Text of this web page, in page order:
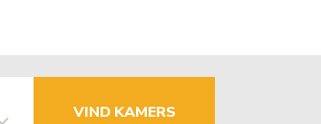
VIND KAMERS